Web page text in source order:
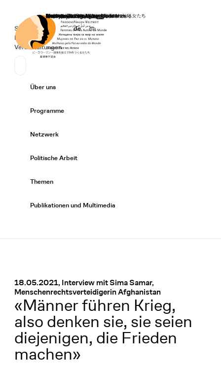
Startseite
Secondary Navigation
Spenden
News
Veranstaltungen
Sprache wechseln
Deutsch
de English
en
Primary Navigation
Über uns
Programme
Netzwerk
Politische Arbeit
Themen
Publikationen und Multimedia
18.05.2021, Interview mit Sima Samar,
Menschenrechtsverteidigerin Afghanistan
:
«Männer führen Krieg,
also denken sie, sie seien
diejenigen, die Frieden
machen»